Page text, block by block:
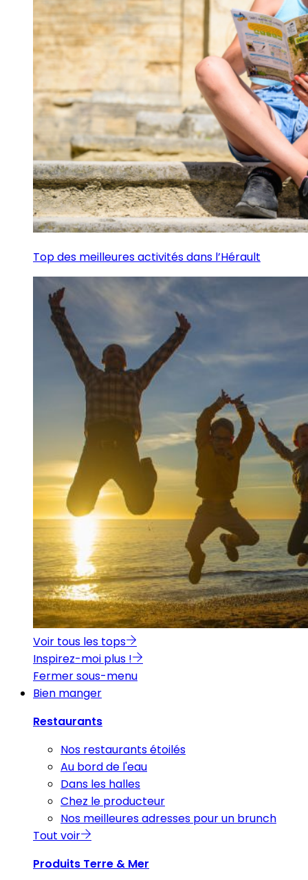
Top des meilleures activités dans l’Hérault
Voir tous les tops
Inspirez-moi plus !
Fermer sous-menu
Bien manger
Restaurants
Nos restaurants étoilés
Au bord de l'eau
Dans les halles
Chez le producteur
Nos meilleures adresses pour un brunch
Tout voir
Produits Terre & Mer